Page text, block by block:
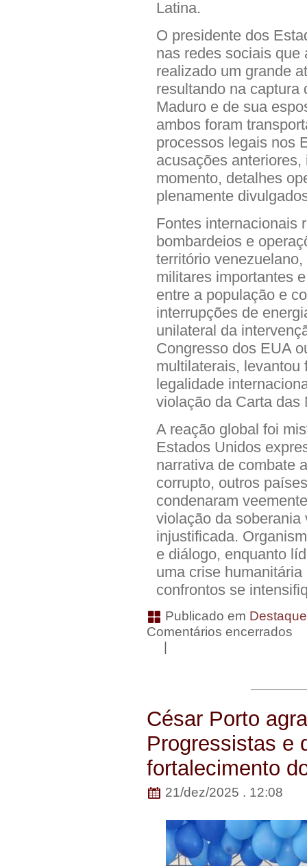
Latina.
O presidente dos
nas redes sociais que
realizado um grande
resultando na captura
Maduro e de sua
ambos foram
processos legais nos
acusações
momento, detalhes
plenamente
Fontes internacionais
bombardeios e
território
militares importantes
entre a população e
interrupções de
unilateral da
Congresso dos EUA
multilaterais, levantou
legalidade
violação da Carta das
A reação global foi
Estados Unidos
narrativa de combate
corrupto, outros
condenaram
violação da
injustificada.
e diálogo, enquanto
uma crise
confrontos se
Publicado em
Comentários encerrados
César Porto
Progressistas e
fortalecimento
21/dez/2025 . 12:08